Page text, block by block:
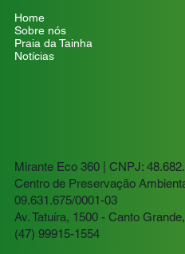
Home
Sobre nós
Praia da Tainha
Notícias
Mirante Eco 360 | CNPJ:
Centro de Preservação
09.631.675/0001-03
Av. Tatuíra, 1500 - Canto
(47) 99915-1554